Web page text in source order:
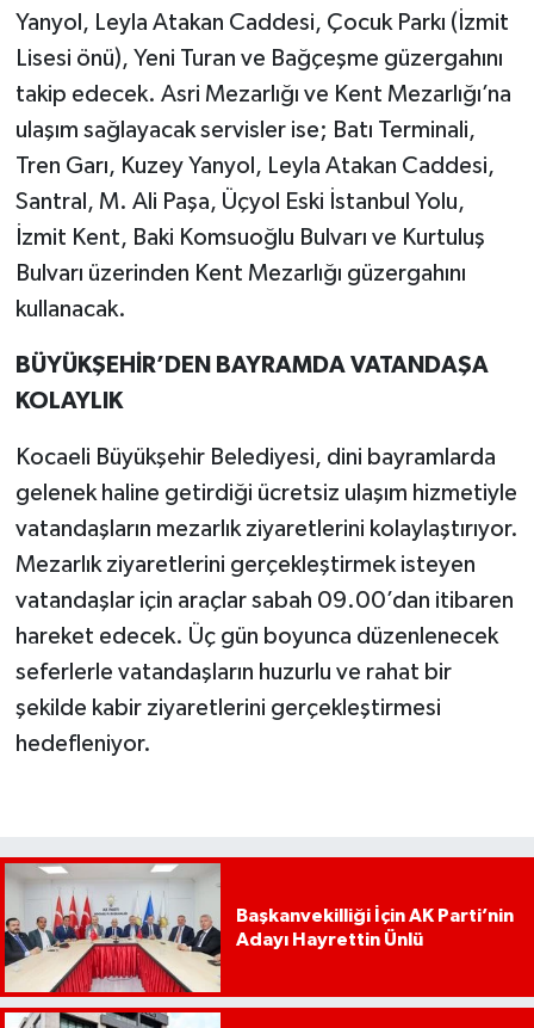
Yanyol, Leyla Atakan Caddesi, Çocuk Parkı (İzmit
Lisesi önü), Yeni Turan ve Bağçeşme güzergahını
takip edecek. Asri Mezarlığı ve Kent Mezarlığı’na
ulaşım sağlayacak servisler ise; Batı Terminali,
Tren Garı, Kuzey Yanyol, Leyla Atakan Caddesi,
Santral, M. Ali Paşa, Üçyol Eski İstanbul Yolu,
İzmit Kent, Baki Komsuoğlu Bulvarı ve Kurtuluş
Bulvarı üzerinden Kent Mezarlığı güzergahını
kullanacak.
BÜYÜKŞEHİR’DEN BAYRAMDA VATANDAŞA
KOLAYLIK
Kocaeli Büyükşehir Belediyesi, dini bayramlarda
gelenek haline getirdiği ücretsiz ulaşım hizmetiyle
vatandaşların mezarlık ziyaretlerini kolaylaştırıyor.
Mezarlık ziyaretlerini gerçekleştirmek isteyen
vatandaşlar için araçlar sabah 09.00’dan itibaren
hareket edecek. Üç gün boyunca düzenlenecek
seferlerle vatandaşların huzurlu ve rahat bir
şekilde kabir ziyaretlerini gerçekleştirmesi
hedefleniyor.
Başkanvekilliği İçin AK Parti’nin
Adayı Hayrettin Ünlü